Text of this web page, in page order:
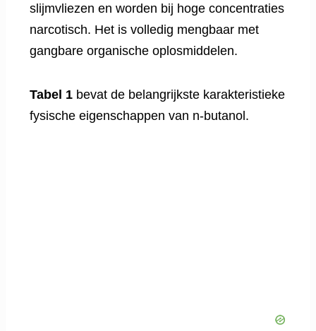
slijmvliezen en worden bij hoge concentraties
narcotisch. Het is volledig mengbaar met
gangbare organische oplosmiddelen.
Tabel 1 bevat de belangrijkste karakteristieke
fysische eigenschappen van n-butanol.